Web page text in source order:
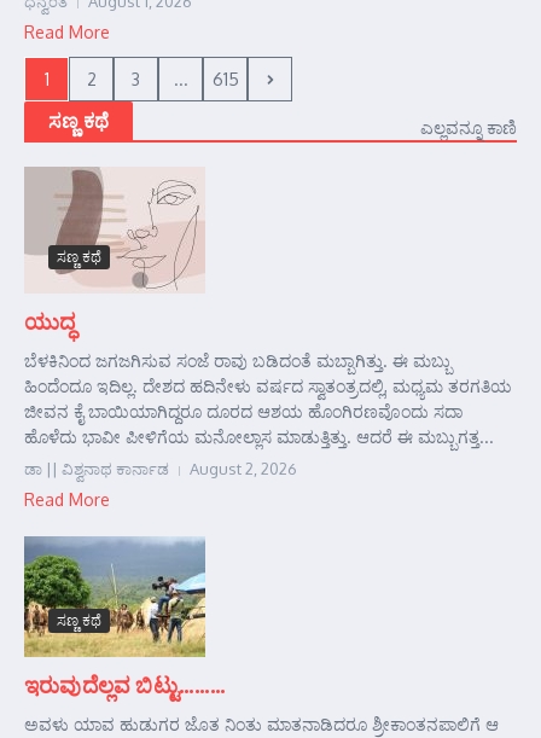
Read More
1 2 3 ... 615
ಸಣ್ಣ ಕಥೆ ಎಲ್ಲವನ್ನೂ ಕಾಣಿ
ಸಣ್ಣ ಕಥೆ
ಯುದ್ಧ
ಬೆಳಕಿನಿಂದ ಜಗಜಗಿಸುವ ಸಂಜೆ ರಾವು ಬಡಿದಂತೆ ಮಬ್ಬಾಗಿತ್ತು. ಈ ಮಬ್ಬು
ಹಿಂದೆಂದೂ ಇದಿಲ್ಲ. ದೇಶದ ಹದಿನೇಳು ವರ್ಷದ ಸ್ವಾತಂತ್ರದಲ್ಲಿ, ಮಧ್ಯಮ ತರಗತಿಯ
ಜೀವನ ಕೈ ಬಾಯಿಯಾಗಿದ್ದರೂ ದೂರದ ಆಶಯ ಹೊಂಗಿರಣವೊಂದು ಸದಾ
ಹೊಳೆದು ಭಾವೀ ಪೀಳಿಗೆಯ ಮನೋಲ್ಲಾಸ ಮಾಡುತ್ತಿತ್ತು. ಆದರೆ ಈ ಮಬ್ಬುಗತ್ತ...
ಡಾ || ವಿಶ್ವನಾಥ ಕಾರ್ನಾಡ August 2, 2026
Read More
ಸಣ್ಣ ಕಥೆ
ಇರುವುದೆಲ್ಲವ ಬಿಟ್ಟು………
ಅವಳು ಯಾವ ಹುಡುಗರ ಜೊತ ನಿಂತು ಮಾತನಾಡಿದರೂ ಶ್ರೀಕಾಂತನಪಾಲಿಗೆ ಆ